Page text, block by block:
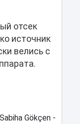
отсек
источник
велись с
Gökçen -